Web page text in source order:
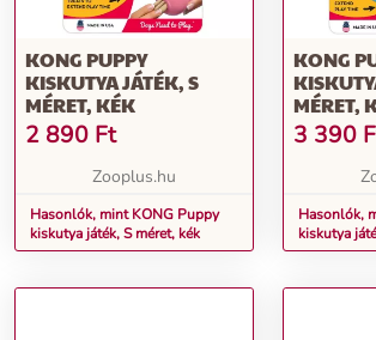
KONG PUPPY
KISKUTYA JÁTÉK, S
MÉRET, KÉK
2 890 Ft
Zooplus.hu
Hasonlók, mint KONG Puppy
kiskutya játék, S méret, kék
KONG
MÉRET,
3 390
Hasonlók,
kiskutya